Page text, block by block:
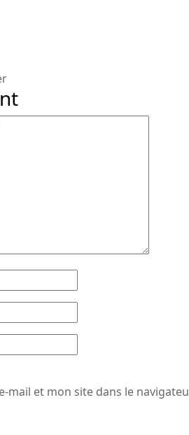
mail et mon site dans le